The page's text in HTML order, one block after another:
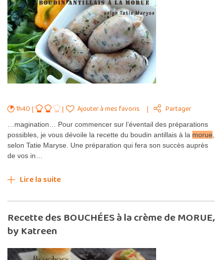
1h40 Ajouter à mes favoris Partager
…magination… Pour commencer sur l’éventail des préparations
possibles, je vous dévoile la recette du boudin antillais à la morue
selon Tatie Maryse. Une préparation qui fera son succès auprès
de vos in…
Lire la suite
Recette des BOUCHÉES à la crème de MORUE,
by Katreen